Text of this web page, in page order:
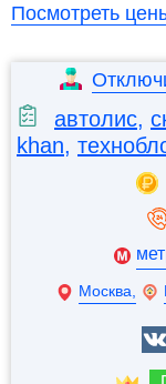
Посмотреть
автолис,
khan,
Москва,